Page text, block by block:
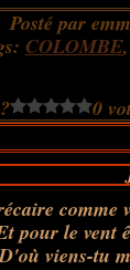
Posté par
COLOMBE
0
comme
pour le vent
viens-tu